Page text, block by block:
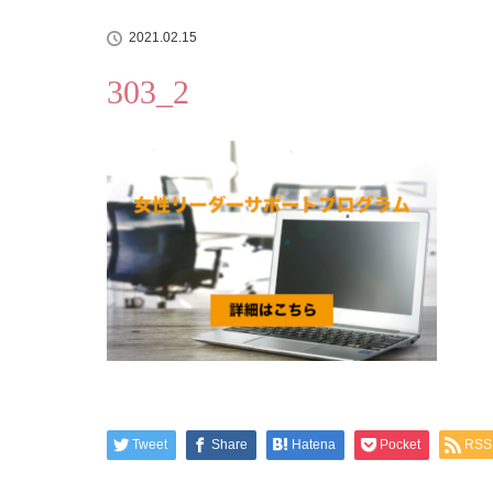
2021.02.15
303_2
Tweet Share Hatena Pocket RSS